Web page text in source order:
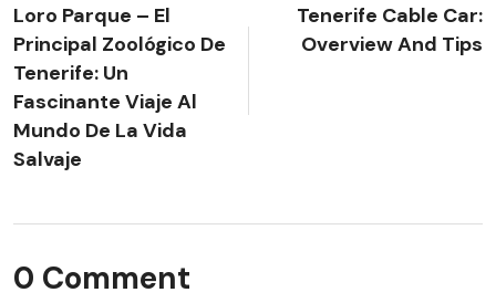
Loro Parque – El
Principal Zoológico De
Tenerife: Un
Fascinante Viaje Al
Mundo De La Vida
Salvaje
Tenerife Cable Car:
Overview And Tips
0 Comment